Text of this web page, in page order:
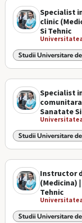
Specialist
clinic
Si Tehnic
Studii Universitare
Specialist
Sanatate
Studii Universitare
Instructor
(Medicina)
Tehnic
Studii Universitare